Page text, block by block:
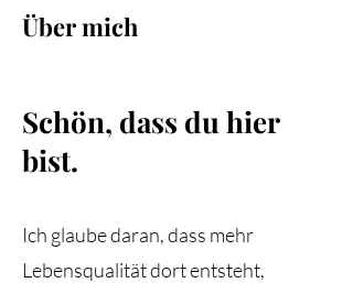
Über mich
Schön, dass du hier
bist.
Ich glaube daran, dass mehr
Lebensqualität dort entsteht,